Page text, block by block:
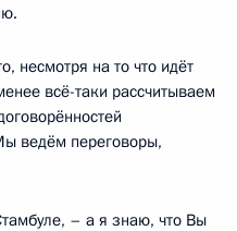
несмотря на то что идёт
всё-таки рассчитываем
ведём переговоры,
– а я знаю, что Вы